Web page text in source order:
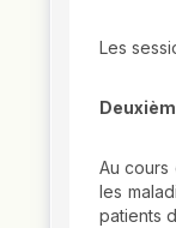
Les
Au cours
les
patients